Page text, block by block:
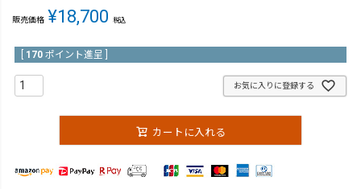
販売価格 ¥18,700 税込
170 ポイント進呈 ]
お気に入りに登録する
カートに入れる